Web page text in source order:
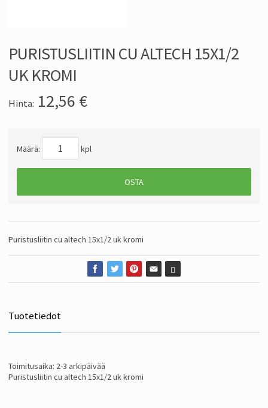
PURISTUSLIITIN CU ALTECH 15X1/2
UK KROMI
Hinta: 12,56 €
Määrä: kpl
OSTA
Puristusliitin cu altech 15x1/2 uk kromi
Tuotetiedot
Toimitusaika: 2-3 arkipäivää
Puristusliitin cu altech 15x1/2 uk kromi